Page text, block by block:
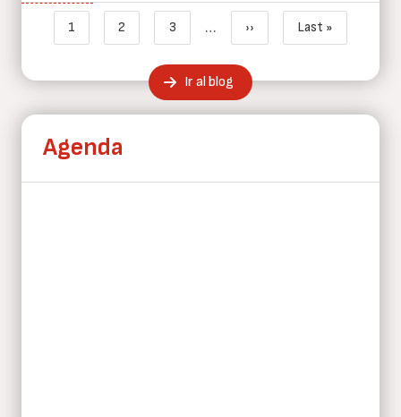
Paginación
Página actual
1
Page
2
Page
3 … Siguiente página
››
Última página
Last »
Ir al blog
Agenda